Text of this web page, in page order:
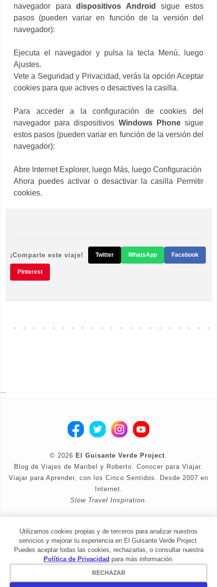
navegador paradispositivos Androidsigue estos
pasos (pueden variar en función de la versión del
navegador):
Ejecuta el navegador y pulsa la tecla Menú, luego
Ajustes.
Vete a Seguridad y Privacidad, verás la opción Aceptar
cookies para que actives o desactives la casilla.
Para acceder a la configuración de cookies del
navegador para dispositivos Windows Phonesigue
estos pasos (pueden variar en función de la versión del
navegador):
Abre Internet Explorer, luego Más, luego Configuración
Ahora puedes activar o desactivar la casilla Permitir
cookies.
¡Comparte este viaje! Twitter WhatsApp Facebook
Pinterest
```
© 2026 El Guisante Verde Project.
Blog de Viajes de Maribel y Roberto. Conocer para Viajar.
Viajar para Aprender, con los Cinco Sentidos. Desde 2007 en
Internet.
Slow Travel Inspiration.
Política de Privacidad
Utilizamos cookies propias y de terceros para analizar nuestros
servicios y mejorar tu experiencia en El Guisante Verde Project.
Puedes aceptar todas las cookies, rechazarlas, o consultar nuestra
Política de Privacidad para más información.
RECHAZAR